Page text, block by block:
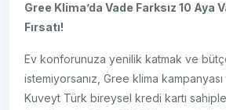
Gree Klima’da Vade Farksız 10 Aya
Fırsatı!
Ev konforunuza yenilik katmak ve
istemiyorsanız, Gree klima
Kuveyt Türk bireysel kredi kartı